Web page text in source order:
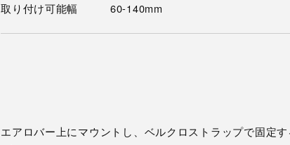
取り付け可能幅 60-140mm
エアロバー上にマウントし、ベルクロストラップで固定